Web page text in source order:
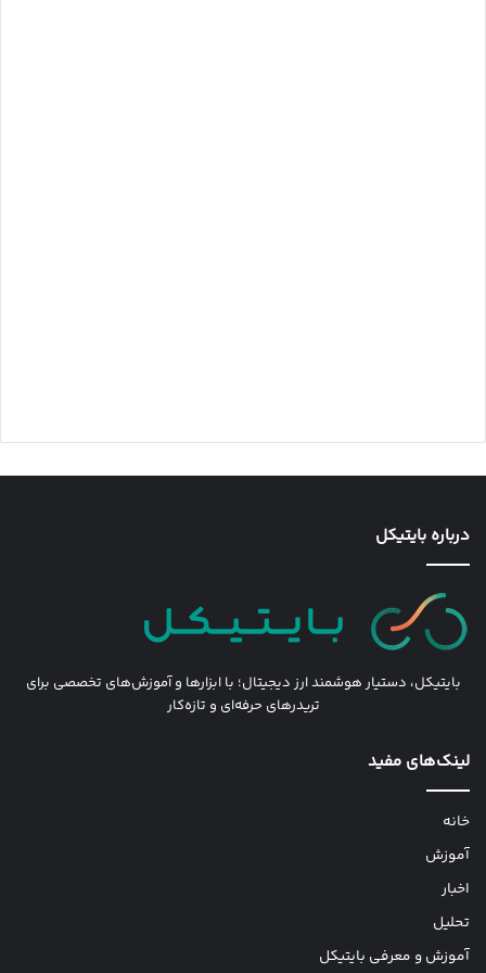
درباره بایتیکل
بایتیکل، دستیار هوشمند ارز دیجیتال؛ با ابزارها و آموزش‌های تخصصی برای
تریدرهای حرفه‌ای و تازه‌کار
لینک‌های مفید
خانه
آموزش
اخبار
تحلیل
آموزش و معرفی بایتیکل